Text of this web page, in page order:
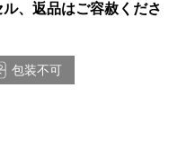
、返品はご容赦くださ
包装不可